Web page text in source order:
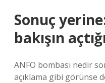
Sonuç
bakışın
ANFO bombası nedir
açıklama gibi görünse